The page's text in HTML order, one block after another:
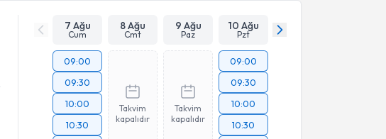
7 Ağu
Cum
8 Ağu
Cmt
9 Ağu
Paz
10 Ağu
Pzt
09:00
09:30
10:00
10:30
Takvim
kapalıdır
Takvim
kapalıdır
09:00
09:30
10:00
10:30